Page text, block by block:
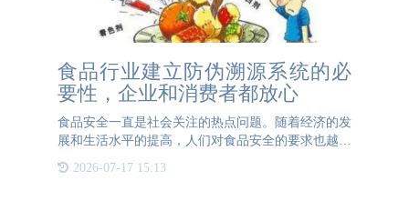
食品行业建立防伪溯源系统的必
要性，企业和消费者都放心
食品安全一直是社会关注的热点问题。随着经济的发
展和生活水平的提高，人们对食品安全的要求也越来
越高。然而，食品造假、掺杂掺假等问题屡见不鲜，
严重威胁着人们的健康和安全。在这种背景下，建立
2026-07-17 15:13